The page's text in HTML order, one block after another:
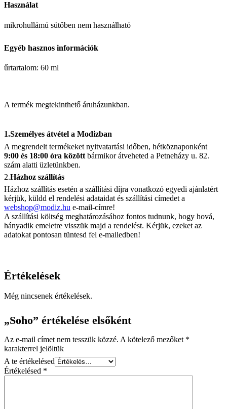
Használat
mikrohullámú sütőben nem használható
Egyéb hasznos információk
űrtartalom: 60 ml
A termék megtekinthető áruházunkban.
1.Személyes átvétel a Modizban
A megrendelt termékeket nyitvatartási időben, hétköznaponként
9:00 és 18:00 óra között bármikor átveheted a Petneházy u. 82.
szám alatti üzletünkben.
2.Házhoz szállítás
Házhoz szállítás esetén a szállítási díjra vonatkozó egyedi ajánlatért
kérjük, küldd el rendelési adataidat és szállítási címedet a
webshop@modiz.hu e-mail-címre!
A szállítási költség meghatározásához fontos tudnunk, hogy hová,
hányadik emeletre visszük majd a rendelést. Kérjük, ezeket az
adatokat pontosan tüntesd fel e-mailedben!
Értékelések
Még nincsenek értékelések.
„Soho” értékelése elsőként
Az e-mail címet nem tesszük közzé. A kötelező mezőket *
karakterrel jelöltük
A te értékelésed
Értékelésed *